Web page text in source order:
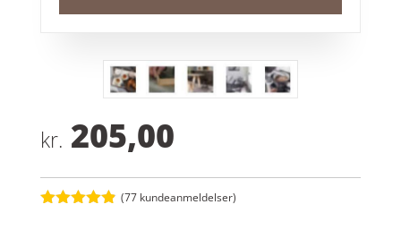
kr. 205,00
(77 kundeanmeldelser)